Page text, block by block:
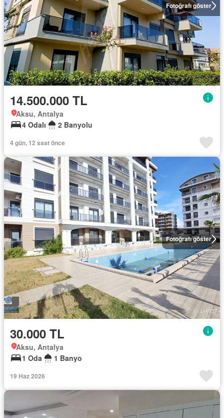
Fotoğrafı göster
14.500.000 TL
Aksu, Antalya
4 Odalı
2 Banyolu
4 gün, 12 saat önce
Fotoğrafı göster
30.000 TL
Aksu, Antalya
1 Oda
1 Banyo
19 Haz 2026